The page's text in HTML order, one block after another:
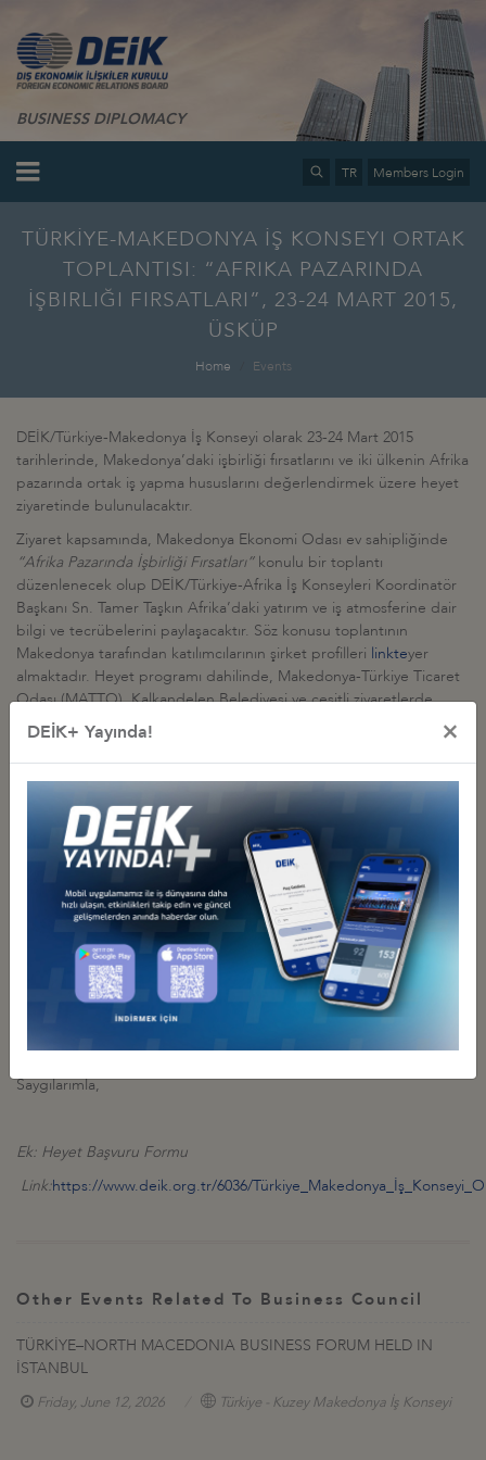
BUSINESS DIPLOMACY
TR Members Login
TÜRKİYE-MAKEDONYA İŞ KONSEYI ORTAK
TOPLANTISI: “AFRIKA PAZARINDA
İŞBIRLIĞI FIRSATLARI”, 23-24 MART 2015,
ÜSKÜP
Home Events
DEİK/Türkiye-Makedonya İş Konseyi olarak 23-24 Mart 2015
tarihlerinde, Makedonya’daki işbirliği fırsatlarını ve iki ülkenin Afrika
pazarında ortak iş yapma hususlarını değerlendirmek üzere heyet
ziyaretinde bulunulacaktır.
Ziyaret kapsamında, Makedonya Ekonomi Odası ev sahipliğinde
“Afrika Pazarında İşbirliği Fırsatları”konulu bir toplantı
düzenlenecek olup DEİK/Türkiye-Afrika İş Konseyleri Koordinatör
Başkanı Sn. Tamer Taşkın Afrika’daki yatırım ve iş atmosferine dair
bilgi ve tecrübelerini paylaşacaktır. Söz konusu toplantının
Makedonya tarafından katılımcılarının şirket profilleri linkteyer
almaktadır. Heyet programı dahilinde, Makedonya-Türkiye Ticaret
Odası (MATTO), Kalkandelen Belediyesi ve çeşitli ziyaretlerde
bulunulacak olup kesin program bilahare iletilecektir.
Şirketler Kanunu” ile düzenlenmekte olup kanun çerçevesinde
yerli ve yabancı işadamları eşit haklara sahiptir. Makedonya
hükümeti ülkeye yabancı yatırım çekmek amacıyla çeşitli Serbest
Ticaret Bölgeleri kurmuş ve teşvikler uygulamaktadır. Ülkenin
işbirliği, ticaret ve yatırım anlamında öne çıkan sektörleri arasında
metal, işlenmiş gıda, tarım ürünleri, inşaat, tekstil ve farmasötikal
ürünler yer almaktadır.
Söz konusu heyette yer alma hususunda ilgisi olan üyelerimizin ekli
formu doldurup
13 Mart 2015 günü saat 14.00’e kadarDEİK’e
(A. Nil Osmanoğlu; e-mail:nosmanoglu@deik.org.tr , Fax: 0212 339
5065) iletmeleri gerekmektedir.
Saygılarımla,
Ek: Heyet Başvuru Formu
Link:https://www.deik.org.tr/6036/
Other Events Related To Business Council
TÜRKİYE–NORTH MACEDONIA BUSINESS FORUM HELD IN
İSTANBUL
Friday, June 12, 2026 Türkiye - Kuzey Makedonya İş Konseyi
DEİK+ Yayında! ×